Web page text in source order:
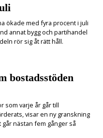
ökade med fyra procent i juli
annat bygg och partihandel
rör sig åt rätt håll.
bostadsstöden
som varje år går till
visar en ny granskning
nästan fem gånger så